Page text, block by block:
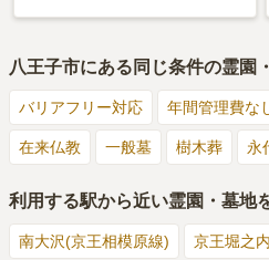
八王子市にある同じ条件の霊園
バリアフリー対応 年間管理費な
在来仏教 一般墓 樹木葬 永
利用する駅から近い霊園・墓地
南大沢(京王相模原線) 京王堀之